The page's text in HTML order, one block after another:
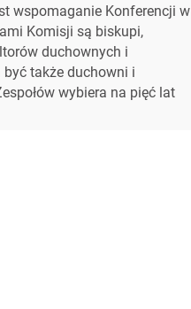
wspomaganie Konferencji w
Komisji są biskupi,
duchownych i
być także duchowni i
wybiera na pięć lat